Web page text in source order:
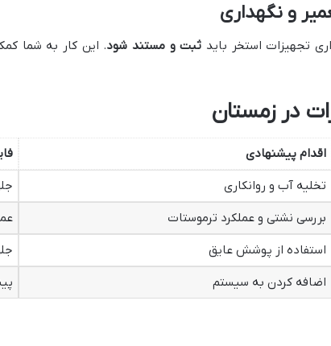
و نگهداری
تجهیزات استخر باید ثبت و مستند شود. این کار به شما
در زمستان
اقدام پیشنهادی
تخلیه آب و روانکاری
بررسی نشتی و عملکرد ترموستات
استفاده از پوشش عایق
اضافه کردن به سیستم